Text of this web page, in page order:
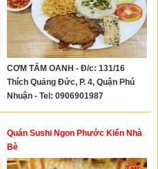
CƠM TẤM OANH - Đ/c: 131/16
Thích Quảng Đức, P. 4, Quận Phú
Nhuận - Tel: 0906901987
Quán Sushi Ngon Phước Kiển Nhà
Bè